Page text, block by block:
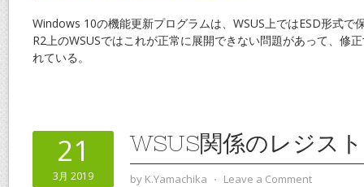
Windows 10の機能更新プログラムは、WSUS上ではESD形式で
R2上のWSUSではこれが正常に展開できない問題があって、修
れている。
21
3月 2019
WSUS関係のレジス
by K.Yamachika ⋅ Leave a Comment